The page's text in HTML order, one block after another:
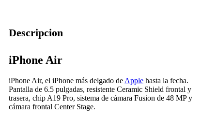
Descripcion
iPhone Air
iPhone Air, el iPhone más delgado de Apple hasta la fecha.
Pantalla de 6.5 pulgadas, resistente Ceramic Shield frontal y
trasera, chip A19 Pro, sistema de cámara Fusion de 48 MP y
cámara frontal Center Stage.